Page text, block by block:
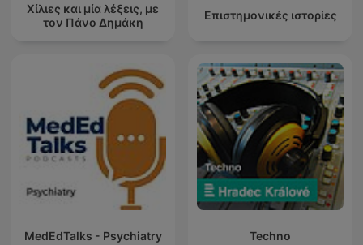
Χίλιες και μία λέξεις, με
τον Πάνο Δημάκη
Επιστημονικές ιστορίες
MedEdTalks - Psychiatry Techno